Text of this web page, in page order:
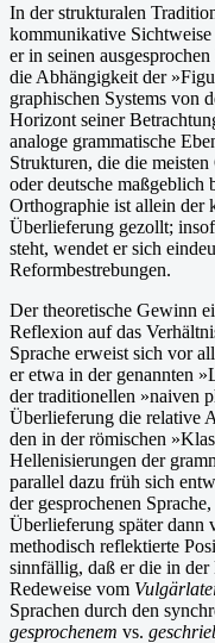
In der strukturalen
kommunikative
er in seinen
die Abhängigkeit der
graphischen Systems von
Horizont seiner
analoge grammatische
Strukturen, die die
oder deutsche maßgeblich
Orthographie ist allein der
Überlieferung gezollt;
steht, wendet er sich
Reformbestrebungen.
Der theoretische Gewinn
Reflexion auf das
Sprache er­weist sich vor
er etwa in der ge­nannten
der traditio­nellen »naiven
Überlieferung die re­lative
den in der römischen
Hellenisierungen der
parallel dazu früh sich
der gesprochenen
Überlieferung später dann
methodisch reflektierte
sinnfällig, daß er die in
Redeweise vom
Sprachen durch den
gesprochenem vs.